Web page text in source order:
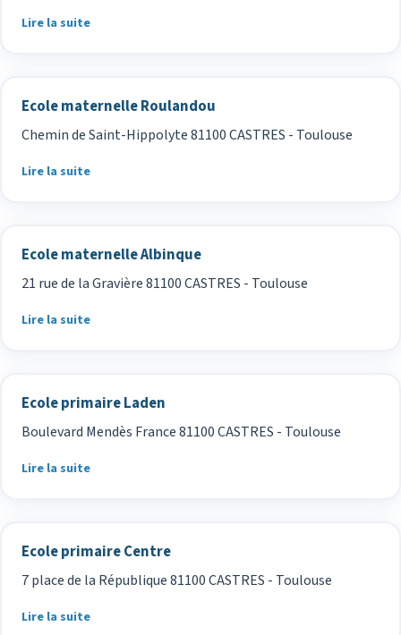
Lire la suite
Ecole maternelle Roulandou
Chemin de Saint-Hippolyte 81100 CASTRES - Toulouse
Lire la suite
Ecole maternelle Albinque
21 rue de la Gravière 81100 CASTRES - Toulouse
Lire la suite
Ecole primaire Laden
Boulevard Mendès France 81100 CASTRES - Toulouse
Lire la suite
Ecole primaire Centre
7 place de la République 81100 CASTRES - Toulouse
Lire la suite